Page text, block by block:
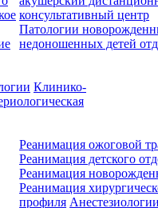
консультативный центр
Патологии
недоношенных детей
Клинико-
Реанимация ожоговой
Реанимация детского
Реанимация
Реанимация
профиля